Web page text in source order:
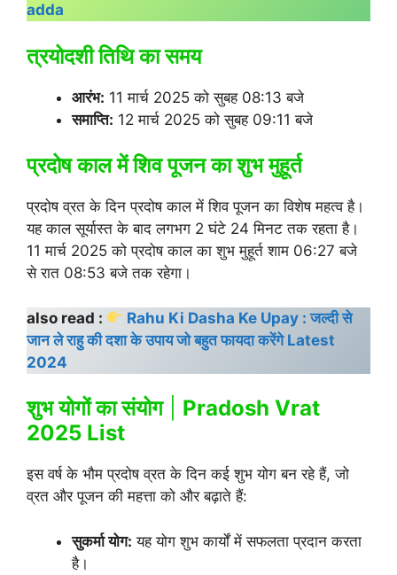
adda
त्रयोदशी तिथि का समय
आरंभ: 11 मार्च 2025 को सुबह 08:13 बजे
समाप्ति: 12 मार्च 2025 को सुबह 09:11 बजे
प्रदोष काल में शिव पूजन का शुभ मुहूर्त
प्रदोष व्रत के दिन प्रदोष काल में शिव पूजन का विशेष महत्व है।
यह काल सूर्यास्त के बाद लगभग 2 घंटे 24 मिनट तक रहता है।
11 मार्च 2025 को प्रदोष काल का शुभ मुहूर्त शाम 06:27 बजे
से रात 08:53 बजे तक रहेगा।
also read :
Rahu Ki Dasha Ke Upay : जल्दी से
जान ले राहु की दशा के उपाय जो बहुत फायदा करेंगे Latest
2024
शुभ योगों का संयोग| Pradosh Vrat
2025 List
इस वर्ष के भौम प्रदोष व्रत के दिन कई शुभ योग बन रहे हैं, जो
व्रत और पूजन की महत्ता को और बढ़ाते हैं:
सुकर्मा योग: यह योग शुभ कार्यों में सफलता प्रदान करता
है।